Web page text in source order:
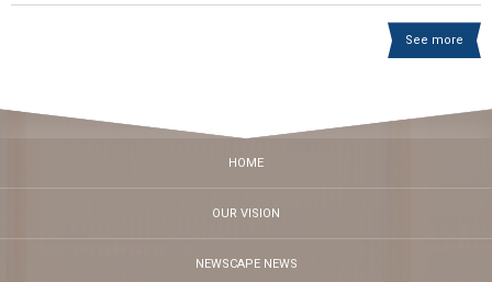
See more
HOME
OUR VISION
NEWSCAPE NEWS